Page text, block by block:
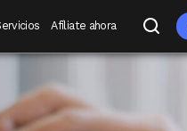
Afíliate ahora